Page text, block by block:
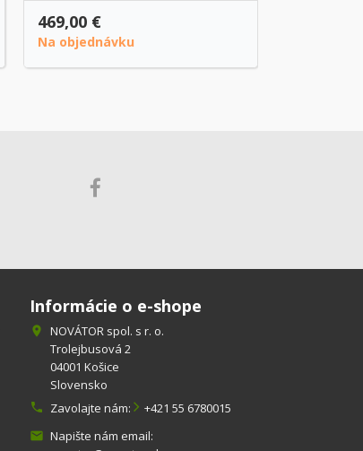
469,00 €
Na objednávku
Informácie o e-shope

NOVÁTOR spol. s r. o.
Trolejbusová 2
04001 Košice
Slovensko
 Zavolajte nám: +421 55 6780015
 Napište nám email: